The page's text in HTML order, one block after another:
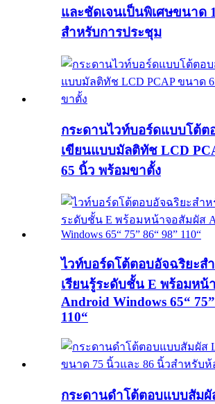
และชัดเจนเป็นพิเศษขนาด
สำหรับการประชุม
กระดานไวท์บอร์ดแบบโต้ต
เขียนแบบมัลติทัช LCD
65 นิ้ว พร้อมขาตั้ง
ไวท์บอร์ดโต้ตอบอัจฉริยะส
เรียนรู้ระดับชั้น E พร้อมหน้
Android Windows 65“
110“
กระดานดำโต้ตอบแบบสัมผั